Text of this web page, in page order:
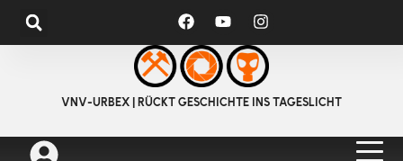
VNV-URBEX | RÜCKT GESCHICHTE INS TAGESLICHT